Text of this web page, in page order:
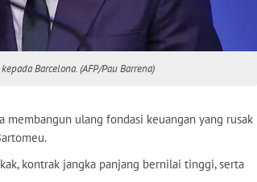
Barcelona. (AFP/Pau Barrena)
membangun ulang fondasi keuangan yang rusak
kontrak jangka panjang bernilai tinggi, serta